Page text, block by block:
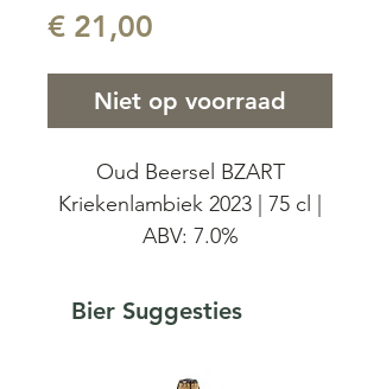
€ 21,00
Niet op voorraad
Oud Beersel BZART
Kriekenlambiek 2023 | 75 cl |
ABV: 7.0%
BZART Kriekenlambiek is
ontstaan uit het
Bier Suggesties